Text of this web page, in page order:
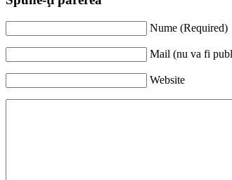
Nume (Required)
Mail (nu va fi
Website